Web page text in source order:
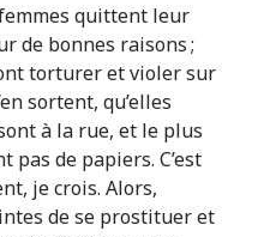
quittent leur
de bonnes raisons ;
torturer et violer sur
sortent, qu’elles
à la rue, et le plus
pas de papiers. C’est
je crois. Alors,
de se prostituer et